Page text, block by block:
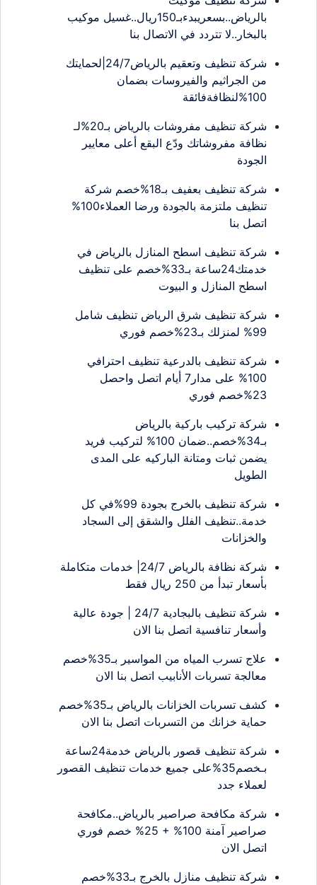
بالرياض..بسعريبدءبـ150ريال..غسيل موكيب
بالبخار..لا تتردد في الاتصال بنا
شركة تنظيف وتعقيم بالرياض24/7|لحمايتك
من الجراثيم والفيروسات بضمان
100%لنظافةفائقة
شركة تنظيف مفروشات بالرياض بـ20%لـ
نظافة مفروشاتك ودّع البقع أعلى معايير
الجودة
شركة تنظيف بعفيف بـ18%خصم شركة
تنظيف ملتزمة بالجودة ورضا العملاء100%
اتصل بنا
شركة تنظيف اسطح المنازل بالرياض في
خدمتك24ساعة بـ33%خصم على تنظيف
اسطح المنازل و البيوت
شركة تنظيف شرق الرياض تنظيف شامل
99% لمنزلك بـ23%خصم فوري
شركة تنظيف بالدرعية تنظيف احترافي
100% على مدار7 أيام اتصل واحصل
23%خصم فوري
شركة تركيب باركية بالرياض
بـ34%خصم..ضمان 100% لتركيب فريد
يضمن ثبات ومتانة الباركيه على المدى
الطويل
شركة تنظيف بالخرج بجودة 99%في كل
خدمة..تنظيف الفلل والشقق إلى السجاد
والخزانات
شركة نظافة بالرياض 24/7| خدمات متكاملة
بأسعار تبدأ من 250 ريال فقط
شركة تنظيف بالبجادية 24/7 | جودة عالية
وأسعار تنافسية اتصل بنا الان
علاج تسرب المياه من المواسير بـ35%خصم
معالجة تسربات الأنابيب اتصل بنا الان
كشف تسربات الخزانات بالرياض بـ35%خصم
حماية خزانك من التسربات اتصل بنا الان
شركة تنظيف قصور بالرياض خدمة24ساعة
بـخصم35%على جميع خدمات تنظيف القصور
لعملاء جدد
شركة مكافحة صراصير بالرياض..مكافحة
صراصير آمنة 100% + 25% خصم فوري
اتصل الان
شركة تنظيف منازل بالخرج بـ33%خصم